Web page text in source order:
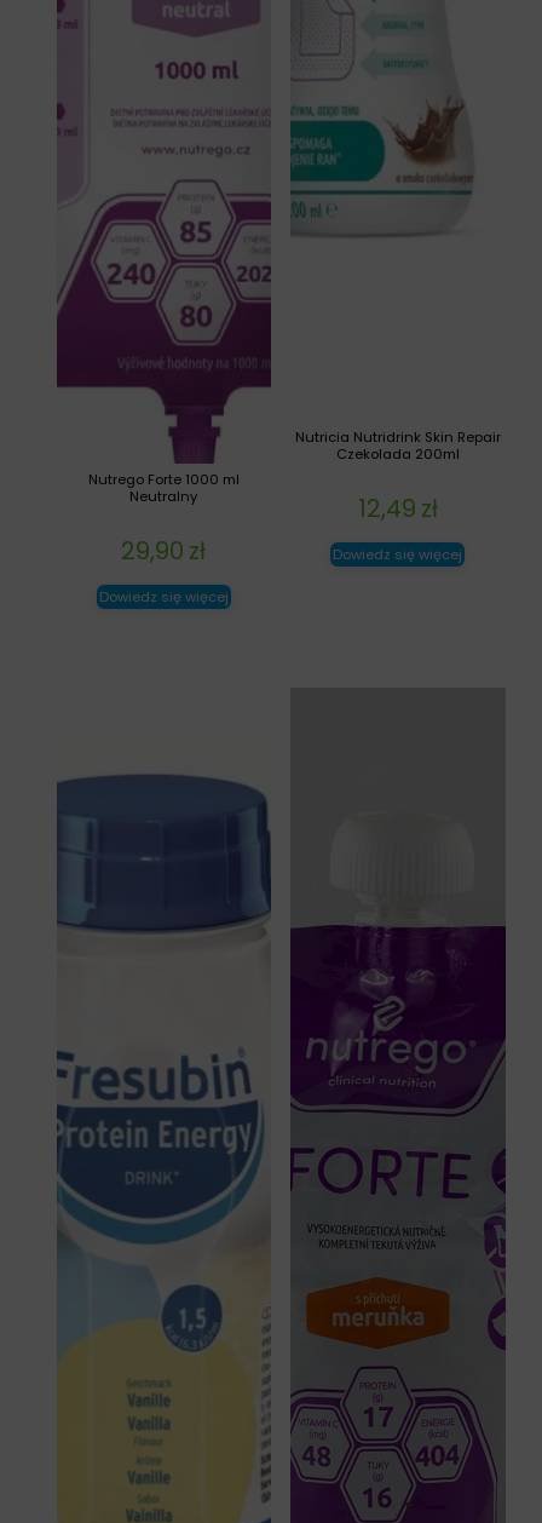
Nutricia Nutridrink Skin Repair
Czekolada 200ml
12,49 zł
Dowiedz się więcej
Nutrego Forte 1000 ml
Neutralny
29,90 zł
Dowiedz się więcej